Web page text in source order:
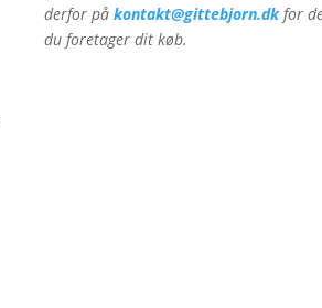
derfor på kontakt@gittebjorn.dkfor
du foretager dit køb.